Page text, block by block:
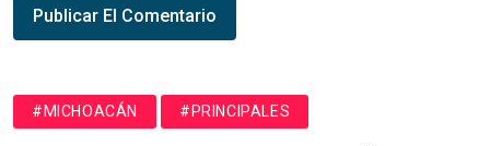
#MICHOACÁN #PRINCIPALES